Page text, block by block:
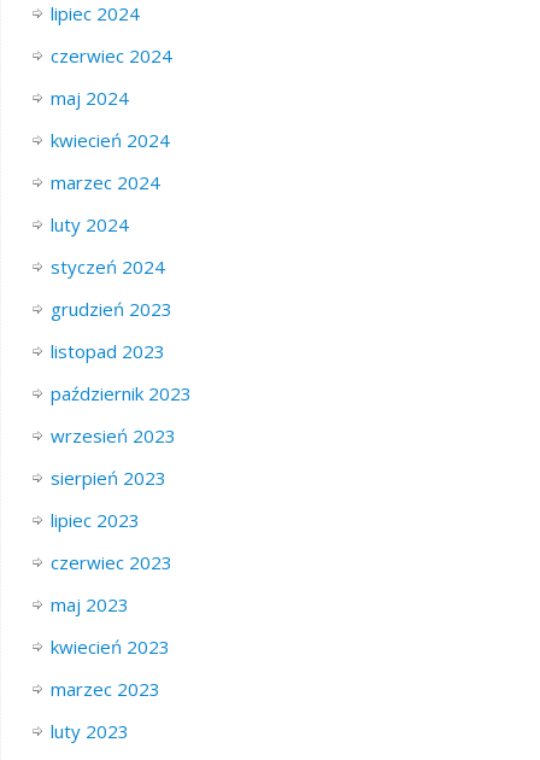
lipiec 2024
czerwiec 2024
maj 2024
kwiecień 2024
marzec 2024
luty 2024
styczeń 2024
grudzień 2023
listopad 2023
październik 2023
wrzesień 2023
sierpień 2023
lipiec 2023
czerwiec 2023
maj 2023
kwiecień 2023
marzec 2023
luty 2023